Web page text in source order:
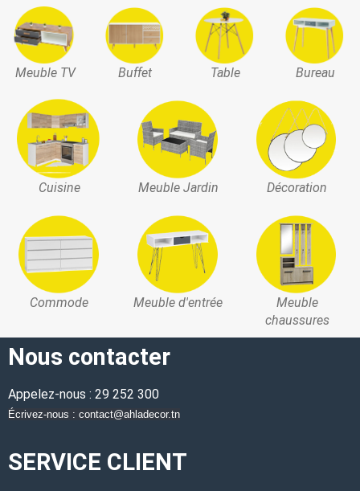
Meuble TV Buffet Table Bureau
Cuisine Meuble Jardin Décoration
Commode Meuble d'entrée
Meuble
chaussures
Nous contacter
Appelez-nous : 29 252 300
Écrivez-nous : contact@ahladecor.tn
SERVICE CLIENT